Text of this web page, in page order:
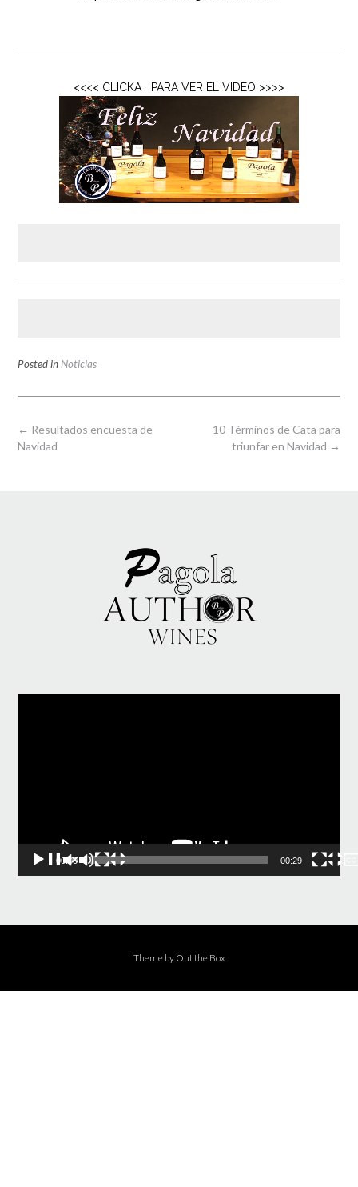
<<<< CLICKA PARA VER EL VIDEO >>>>
Posted in Noticias
Post
navigation
10 Términos de Cata para
triunfar en Navidad →
← Resultados encuesta de
Navidad
00:00 00:29
Theme by Out the Box